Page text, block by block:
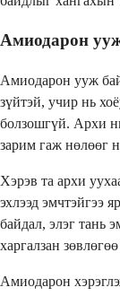
Амиодарон
Амиодарон ууж
зүйтэй, учир нь
болзошгүй. Архи
зарим гаж нөлөөг
Хэрэв та архи
эхлээд эмчтэйгээ
байдал, элэг тань
харгалзан
Амиодарон